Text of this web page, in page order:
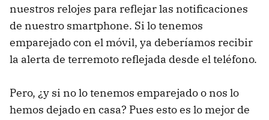
nuestros relojes para reflejar las notificaciones
de nuestro smartphone. Si lo tenemos
emparejado con el móvil, ya deberíamos recibir
la alerta de terremoto reflejada desde el teléfono.
Pero, ¿y si no lo tenemos emparejado o nos lo
hemos dejado en casa? Pues esto es lo mejor de